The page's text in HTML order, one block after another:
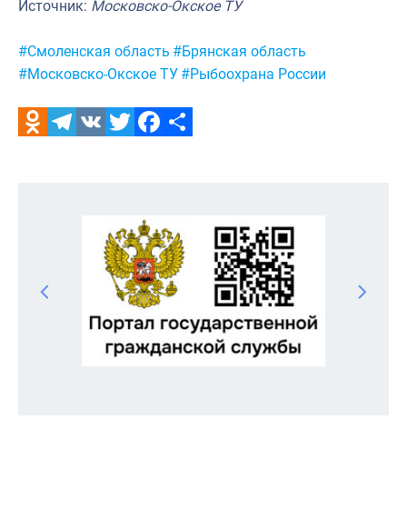
Источник: Московско-Окское ТУ
Метки:
#Смоленская область #Брянская область
#Московско-Окское ТУ #Рыбоохрана России